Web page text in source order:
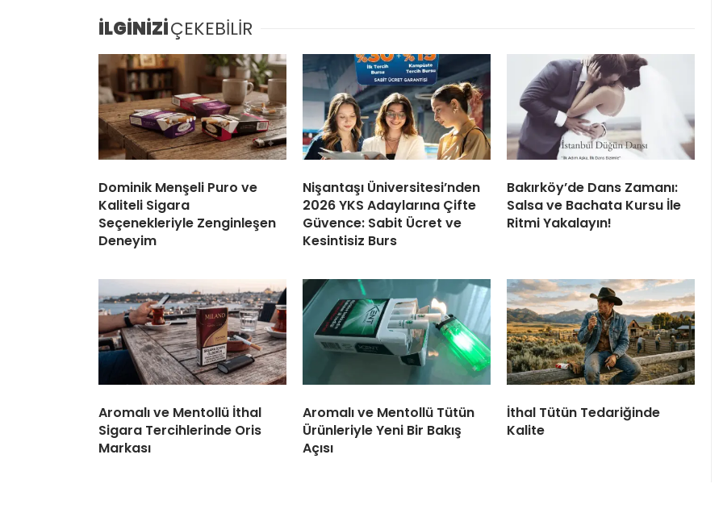
İLGİNİZİÇEKEBİLİR
Dominik Menşeli Puro ve
Kaliteli Sigara
Seçenekleriyle Zenginleşen
Deneyim
Nişantaşı Üniversitesi’nden
2026 YKS Adaylarına Çifte
Güvence: Sabit Ücret ve
Kesintisiz Burs
Bakırköy’de Dans Zamanı:
Salsa ve Bachata Kursu İle
Ritmi Yakalayın!
Aromalı ve Mentollü İthal
Sigara Tercihlerinde Oris
Markası
Aromalı ve Mentollü Tütün
Ürünleriyle Yeni Bir Bakış
Açısı
İthal Tütün Tedariğinde
Kalite